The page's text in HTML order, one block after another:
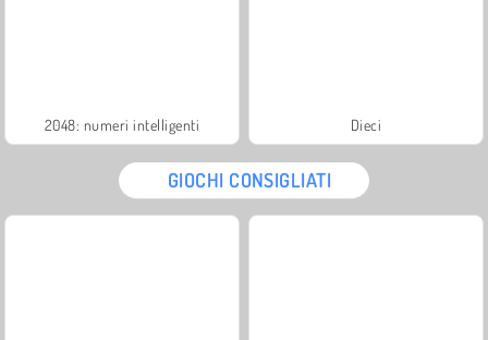
2048: numeri intelligenti Dieci
GIOCHI CONSIGLIATI